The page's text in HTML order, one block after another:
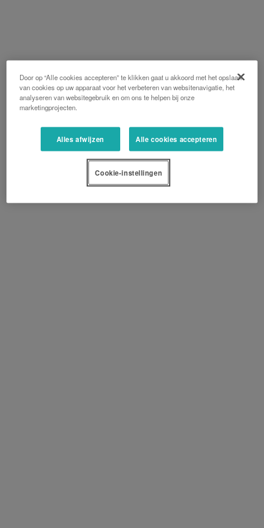
Door op “Alle cookies accepteren” te klikken gaat u akkoord met het opslaan
van cookies op uw apparaat voor het verbeteren van websitenavigatie, het
analyseren van websitegebruik en om ons te helpen bij onze
marketingprojecten.
Alles afwijzen Alle cookies accepteren
Cookie-instellingen